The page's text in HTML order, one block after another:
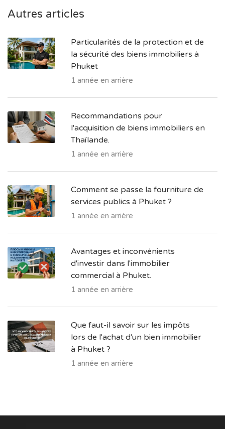
Autres articles
Particularités de la protection et de
la sécurité des biens immobiliers à
Phuket
1 année en arrière
Recommandations pour
l'acquisition de biens immobiliers en
Thaïlande.
1 année en arrière
Comment se passe la fourniture de
services publics à Phuket ?
1 année en arrière
Avantages et inconvénients
d'investir dans l'immobilier
commercial à Phuket.
1 année en arrière
Que faut-il savoir sur les impôts
lors de l'achat d'un bien immobilier
à Phuket ?
1 année en arrière